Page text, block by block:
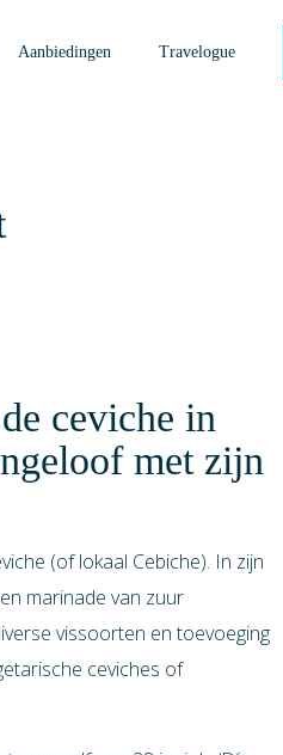
Aanbiedingen Travelogue
ceviche in
met zijn
(of lokaal Cebiche). In zijn
marinade van zuur
vissoorten en toevoeging
ceviches of